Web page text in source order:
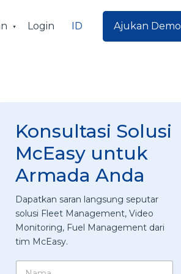
Login ID Ajukan Demo
Konsultasi Solusi
McEasy untuk
Armada Anda
Dapatkan saran langsung seputar
solusi Fleet Management, Video
Monitoring, Fuel Management dari
tim McEasy.
N